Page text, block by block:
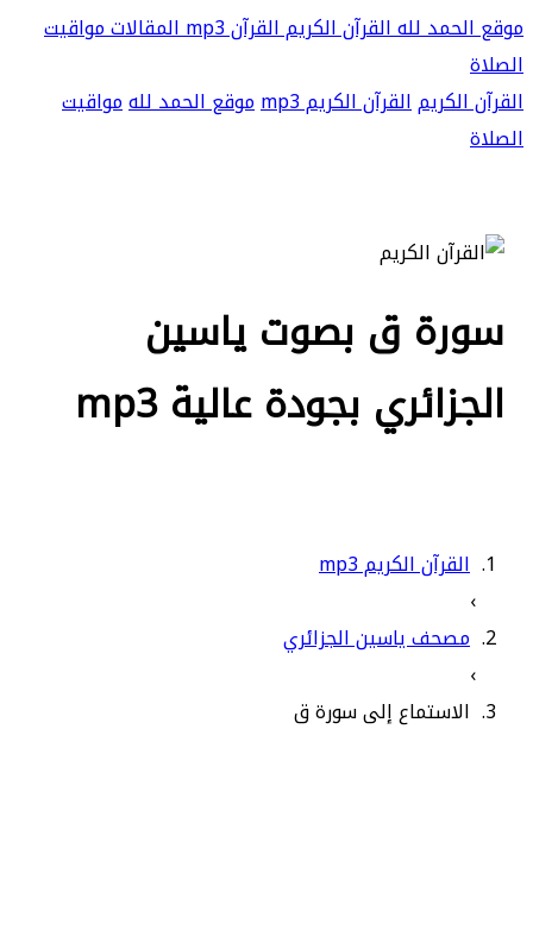
موقع الحمد للهالقرآن الكريمالقرآن mp3 المقالاتمواقيت
الصلاة
القرآن الكريمالقرآن الكريم mp3 موقع الحمد للهمواقيت
الصلاة
سورة ق بصوت ياسين
الجزائري بجودة عالية mp3
القرآن الكريم mp3
›
مصحف ياسين الجزائري
›
الاستماع إلى سورة ق